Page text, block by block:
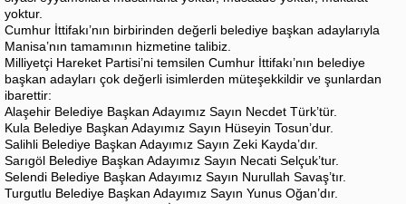
yoktur.
Cumhur İttifakı’nın birbirinden değerli belediye başkan adaylarıyla
Manisa’nın tamamının hizmetine talibiz.
Milliyetçi Hareket Partisi’ni temsilen Cumhur İttifakı’nın belediye
başkan adayları çok değerli isimlerden müteşekkildir ve şunlardan
ibarettir:
Alaşehir Belediye Başkan Adayımız Sayın Necdet Türk’tür.
Kula Belediye Başkan Adayımız Sayın Hüseyin Tosun’dur.
Salihli Belediye Başkan Adayımız Sayın Zeki Kayda’dır.
Sarıgöl Belediye Başkan Adayımız Sayın Necati Selçuk’tur.
Selendi Belediye Başkan Adayımız Sayın Nurullah Savaş’tır.
Turgutlu Belediye Başkan Adayımız Sayın Yunus Oğan’dır.